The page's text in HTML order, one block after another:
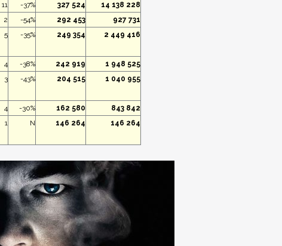
11 -37% 327 524
14 138 228
2 -54% 292 453
927 731
5 -35% 249 354 2 449 416
4 -38% 242 919
1 948 525
3 -43% 204 515 1 040 955
4 -30% 162 580
843 842
1 N 146 264 146 264